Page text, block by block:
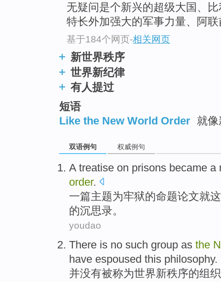
无疑问是个新兴的超级大国、
特长外加强大的军事力量、阿联
基于184个网页-相关网页
新世界秩序
世界新纪律
有人提过
短语
Like the New World Order 就
双语例句 权威例句
A treatise on prisons became a
order.
一篇主题为牢狱的命题论文就
的沉思录。
youdao
There is no such group as the
have espoused this philosophy.
并没有被称为世界新秩序的组织